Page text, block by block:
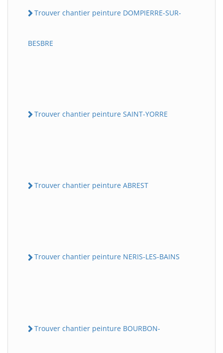
Trouver chantier peinture DOMPIERRE-SUR-
BESBRE
Trouver chantier peinture SAINT-YORRE
Trouver chantier peinture ABREST
Trouver chantier peinture NERIS-LES-BAINS
Trouver chantier peinture BOURBON-